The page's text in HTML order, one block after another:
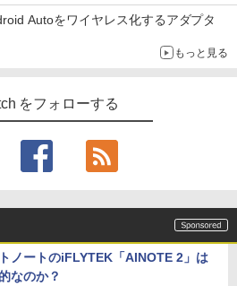
Autoをワイヤレス化するアダプタ
もっと見る
をフォローする
ノートのiFLYTEK「AINOTE 2」は
なのか？